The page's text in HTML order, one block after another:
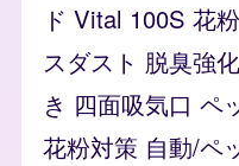
ド Vital 100S 花
スダスト 脱臭強
き 四面吸気口 ペ
花粉対策 自動/ペ